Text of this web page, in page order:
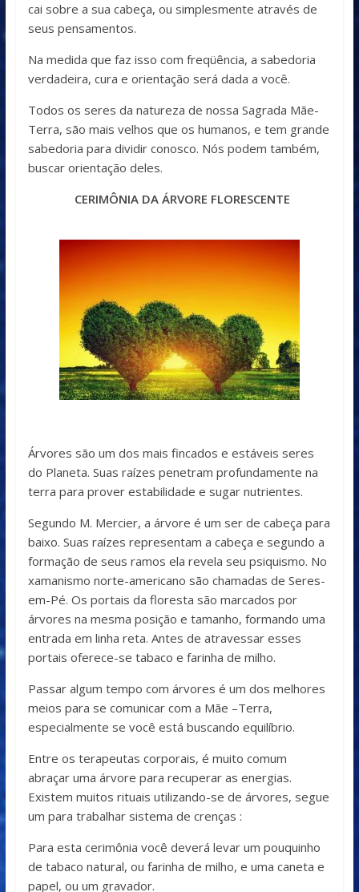
cai sobre a sua cabeça, ou simplesmente através de
seus pensamentos.
Na medida que faz isso com freqüência, a sabedoria
verdadeira, cura e orientação será dada a você.
Todos os seres da natureza de nossa Sagrada Mãe-
Terra, são mais velhos que os humanos, e tem grande
sabedoria para dividir conosco. Nós podem também,
buscar orientação deles.
CERIMÔNIA DA ÁRVORE FLORESCENTE
Árvores são um dos mais fincados e estáveis seres
do Planeta. Suas raízes penetram profundamente na
terra para prover estabilidade e sugar nutrientes.
Segundo M. Mercier, a árvore é um ser de cabeça para
baixo. Suas raízes representam a cabeça e segundo a
formação de seus ramos ela revela seu psiquismo. No
xamanismo norte-americano são chamadas de Seres-
em-Pé. Os portais da floresta são marcados por
árvores na mesma posição e tamanho, formando uma
entrada em linha reta. Antes de atravessar esses
portais oferece-se tabaco e farinha de milho.
Passar algum tempo com árvores é um dos melhores
meios para se comunicar com a Mãe –Terra,
especialmente se você está buscando equilíbrio.
Entre os terapeutas corporais, é muito comum
abraçar uma árvore para recuperar as energias.
Existem muitos rituais utilizando-se de árvores, segue
um para trabalhar sistema de crenças :
Para esta cerimônia você deverá levar um pouquinho
de tabaco natural, ou farinha de milho, e uma caneta e
papel, ou um gravador.